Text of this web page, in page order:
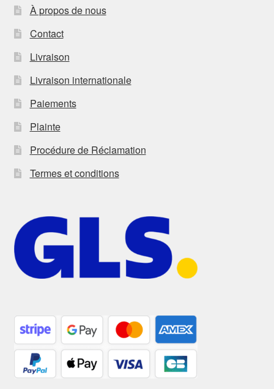
À propos de nous
Contact
Livraison
Livraison internationale
Paiements
Plainte
Procédure de Réclamation
Termes et conditions